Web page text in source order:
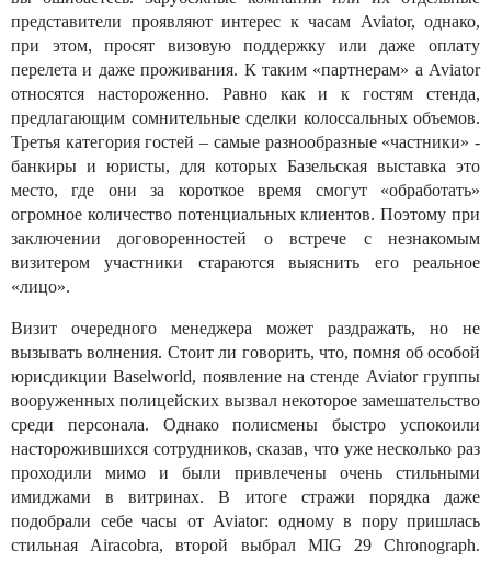
представители проявляют интерес к часам Aviator, однако,
при этом, просят визовую поддержку или даже оплату
перелета и даже проживания. К таким «партнерам» а Aviator
относятся настороженно. Равно как и к гостям стенда,
предлагающим сомнительные сделки колоссальных объемов.
Третья категория гостей – самые разнообразные «частники» -
банкиры и юристы, для которых Базельская выставка это
место, где они за короткое время смогут «обработать»
огромное количество потенциальных клиентов. Поэтому при
заключении договоренностей о встрече с незнакомым
визитером участники стараются выяснить его реальное
«лицо».
Визит очередного менеджера может раздражать, но не
вызывать волнения. Стоит ли говорить, что, помня об особой
юрисдикции Baselworld, появление на стенде Aviator группы
вооруженных полицейских вызвал некоторое замешательство
среди персонала. Однако полисмены быстро успокоили
насторожившихся сотрудников, сказав, что уже несколько раз
проходили мимо и были привлечены очень стильными
имиджами в витринах. В итоге стражи порядка даже
подобрали себе часы от Aviator: одному в пору пришлась
стильная Airacobra, второй выбрал MIG 29 Chronograph.